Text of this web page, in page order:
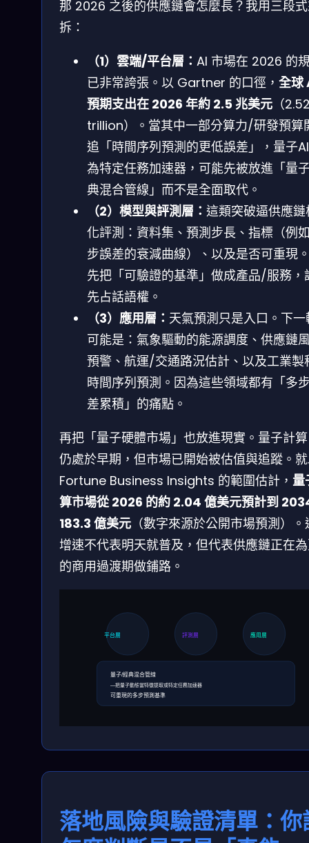
那 2026 之後的供應鏈會怎麼長？我用三段
拆：
（1）雲端/平台層： AI 市場在 2026 的
已非常誇張。以 Gartner 的口徑， 全球
預期支出在 2026 年約 2.5 兆美元 （
trillion）。當其中一部分算力/研發預算
追「時間序列預測的更低誤差」，量子
為特定任務加速器，可能先被放進「量
典混合管線」而不是全面取代。
（2）模型與評測層： 這類突破逼供應鏈
化評測：資料集、預測步長、指標（例
步誤差的衰減曲線）、以及是否可重現
先把「可驗證的基準」做成產品/服務，
先占話語權。
（3）應用層： 天氣預測只是入口。下
可能是：氣象驅動的能源調度、供應鏈
預警、航運/交通路況估計、以及工業製
時間序列預測。因為這些領域都有「多
差累積」的痛點。
再把「量子硬體市場」也放進現實。量子計
仍處於早期，但市場已開始被估值與追蹤。
Fortune Business Insights 的範圍估計， 量
算市場從 2026 的約 2.04 億美元預計到
183.3 億美元 （數字來源於公開市場預測）
增速不代表明天就普及，但代表供應鏈正在
的商用過渡期做鋪路。
平台層 評測層 應用層
量子/經典混合管線
—把量子動態當特徵提取或特定任務加速器
可重現的多步預測基準
落地風險與驗證清單：你